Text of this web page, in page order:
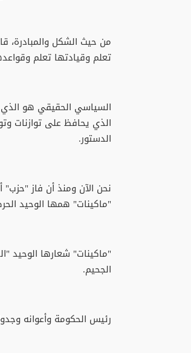
من حيث الشكل والمبادرة،
تعلم وقيادتها تعلم
السياسي الحقيقي هو الذي
الذي يحافظ على توازنات
الدستور.
نحن الآن ومنذ أن فاز
"ماكينات" همها الوحيد
"ماكينات" شعارها
الجحيم.
رئيس الحكومة وأعوانه